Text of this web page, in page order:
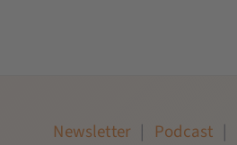
Newsletter | Podcast |